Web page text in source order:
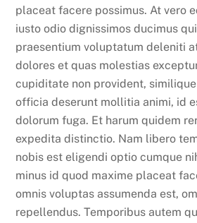
placeat facere possimus. At vero
iusto odio dignissimos ducimus
praesentium voluptatum deleniti
dolores et quas molestias
cupiditate non provident,
officia deserunt mollitia animi, id
dolorum fuga. Et harum quidem
expedita distinctio. Nam libero
nobis est eligendi optio cumque
minus id quod maxime placeat
omnis voluptas assumenda est,
repellendus. Temporibus autem